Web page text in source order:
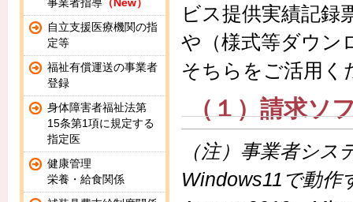
ビス提供実績記録
や（様式等ダウン
そちらをご活用く
（１）請求ソ
（注）事業者シ
Windows11で動作
事業者指導 （New）
自立支援医療機関の指
定等
福祉有償運送の事業者
登録
身体障害者福祉法第
15条第1項に規定する
指定医
健康管理
栄養・給食関係